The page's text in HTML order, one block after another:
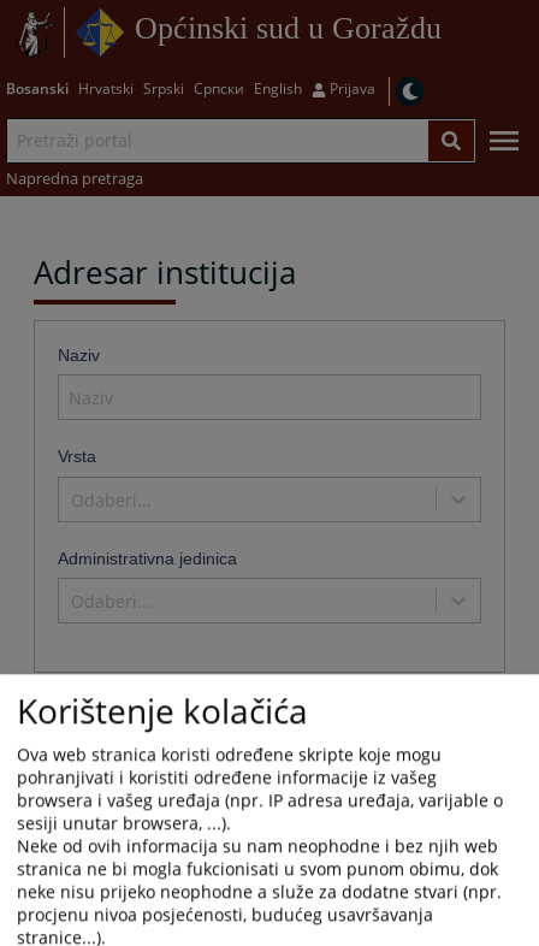
Općinski sud u Goraždu
Bosanski Hrvatski Srpski Српски English Prijava
Napredna pretraga
Adresar institucija
Naziv
Vrsta
Odaberi...
Administrativna jedinica
Odaberi...
Naziv
Općinski sud u Goraždu
Naziv institucije:
Općinski sud u Goraždu
Adresa:
Ulica Zaima Imamovića 3, 73000 Goražde
Telefon:
038 221 041 - Centrala
Telefaks:
038 221 - 041 - Općinski sud u Goraždu
Adresa elektronske pošte:
opsudgor@bih.net.ba
Web stranica:
https://opsud-gorazde.pravosudje.ba
Korištenje kolačića
Ova web stranica koristi određene skripte koje mogu
pohranjivati i koristiti određene informacije iz vašeg
browsera i vašeg uređaja (npr. IP adresa uređaja, varijable o
sesiji unutar browsera, ...).
Neke od ovih informacija su nam neophodne i bez njih web
stranica ne bi mogla fukcionisati u svom punom obimu, dok
neke nisu prijeko neophodne a služe za dodatne stvari (npr.
procjenu nivoa posjećenosti, budućeg usavršavanja
stranice...).